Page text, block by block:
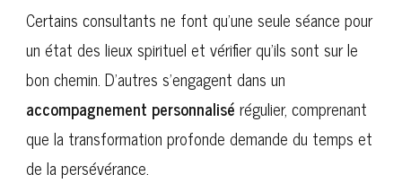
Certains consultants ne font qu’une seule séance pour
un état des lieux spirituel et vérifier qu’ils sont sur le
bon chemin. D’autres s’engagent dans un
accompagnement personnalisé régulier, comprenant
que la transformation profonde demande du temps et
de la persévérance.